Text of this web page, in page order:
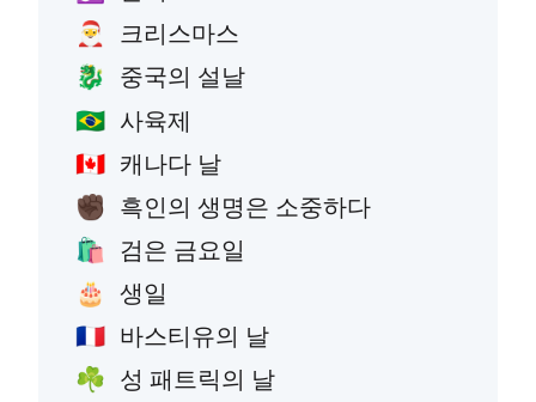
🎅 크리스마스
🐉 중국의 설날
🇧🇷 사육제
🇨🇦 캐나다 날
✊🏿 흑인의 생명은 소중하다
🛍️ 검은 금요일
🎂 생일
🇫🇷 바스티유의 날
☘️ 성 패트릭의 날